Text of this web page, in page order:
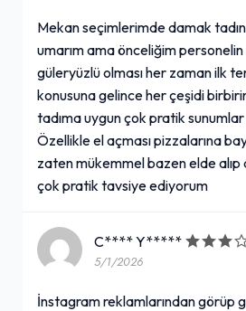
Mekan seçimlerimde damak
umarım ama önceliğim
güleryüzlü olması her zaman ilk
konusuna gelince her çeşidi
tadıma uygun çok pratik
Özellikle el açması pizzalarına
zaten mükemmel bazen elde
çok pratik tavsiye ediyorum
C**** Y*****
5/1/2026
İnstagram reklamlarından görüp